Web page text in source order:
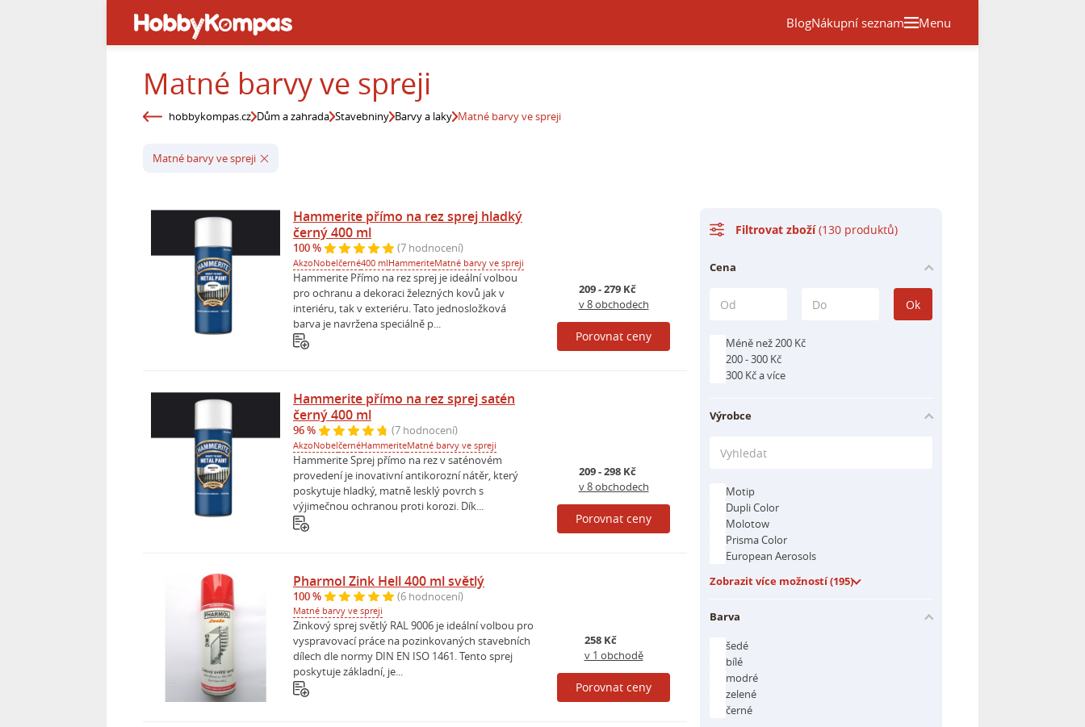
BlogNákupní seznam Menu
Matné barvy ve spreji
hobbykompas.cz Dům a zahrada Stavebniny Barvy a laky Matné barvy ve spreji
Matné barvy ve spreji
Hammerite přímo na rez sprej hladký
černý 400 ml
100 % (7 hodnocení)
AkzoNobelčerné400 mlHammeriteMatné barvy ve spreji
Hammerite Přímo na rez sprej je ideální volbou
pro ochranu a dekoraci železných kovů jak v
interiéru, tak v exteriéru. Tato jednosložková
barva je navržena speciálně p...
209 - 279 Kč
v 8 obchodech
Porovnat ceny
Hammerite přímo na rez sprej satén
černý 400 ml
96 % (7 hodnocení)
AkzoNobelčernéHammeriteMatné barvy ve spreji
Hammerite Sprej přímo na rez v saténovém
provedení je inovativní antikorozní nátěr, který
poskytuje hladký, matně lesklý povrch s
výjimečnou ochranou proti korozi. Dík...
209 - 298 Kč
v 8 obchodech
Porovnat ceny
Pharmol Zink Hell 400 ml světlý
100 % (6 hodnocení)
Matné barvy ve spreji
Zinkový sprej světlý RAL 9006 je ideální volbou pro
vyspravovací práce na pozinkovaných stavebních
dílech dle normy DIN EN ISO 1461. Tento sprej
poskytuje základní, je...
258 Kč
v 1 obchodě
Porovnat ceny
Filtrovat zboží (130 produktů)
Cena
Ok
Méně než 200 Kč
200 - 300 Kč
300 Kč a více
Výrobce
Motip
Dupli Color
Molotow
Prisma Color
European Aerosols
Zobrazit více možností (195)
Barva
šedé
bílé
modré
zelené
černé